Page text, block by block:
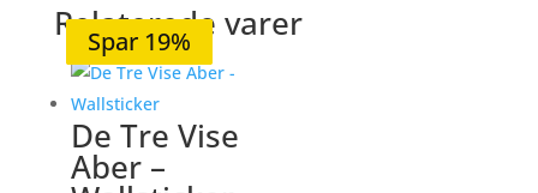
Relaterede varer
Spar 20%
De Tre Vise
Aber –
Spar 20%
Spar 20%
Spar 20%
Spar 19%